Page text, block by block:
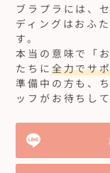
ブラプラには、
ディングはおふ
す。
本当の意味で「
たちに 全力でサ
準備中の方も、
ッフがお待ちし